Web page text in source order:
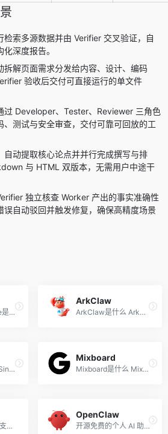
检索多源数据并由 Verifier 交叉验证，自
深度报告。
拆解页面需求分发给内容、设计、编码
验收后交付可直接运行的单文件
过 Developer、Tester、Reviewer 三角色
、测试与安全审查，交付可靠可回放的工
自动提取核心论点并并行完成撰写与排
与 HTML 双版本，无需用户中途干
独立核查 Worker 产出的事实准确性
误自动驳回并触发修复，确保高精度场景
Coze是什么 Coze是字节跳动推...
ArkClaw
ArkClaw是什么 ArkClaw 是字...
SingClaw是什么 SingClaw 是 ...
Mixboard
Mixboard是什么 Mixboard 是 ...
通用型AI Agent，支持多任务...
OpenClaw
开源免费的个人 AI 助手